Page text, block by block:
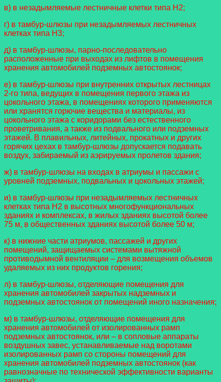
в) в незадымляемые лестничные клетки типа Н2;
г) в тамбур-шлюзы при незадымляемых лестничных
клетках типа Н3;
д) в тамбур-шлюзы, парно-последовательно
расположенные при выходах из лифтов в помещения
хранения автомобилей подземных автостоянок;
е) в тамбур-шлюзы при внутренних открытых лестницах
2-го типа, ведущих в помещения первого этажа из
цокольного этажа, в помещениях которого применяются
или хранятся горючие вещества и материалы, из
цокольного этажа с коридорами без естественного
проветривания, а также из подвального или подземных
этажей. В плавильных, литейных, прокатных и других
горячих цехах в тамбур-шлюзы допускается подавать
воздух, забираемый из аэрируемых пролетов здания;
ж) в тамбур-шлюзы на входах в атриумы и пассажи с
уровней подземных, подвальных и цокольных этажей;
и) в тамбур-шлюзы при незадымляемых лестничных
клетках типа Н2 в высотных многофункциональных
зданиях и комплексах, в жилых зданиях высотой более
75 м, в общественных зданиях высотой более 50 м;
к) в нижние части атриумов, пассажей и других
помещений, защищаемых системами вытяжной
противодымной вентиляции – для возмещения объемов
удаляемых из них продуктов горения;
л) в тамбур-шлюзы, отделяющие помещения для
хранения автомобилей закрытых надземных и
подземных автостоянок от помещений иного назначения;
м) в тамбур-шлюзы, отделяющие помещения для
хранения автомобилей от изолированных рамп
подземных автостоянок, или – в сопловые аппараты
воздушных завес, устанавливаемые над воротами
изолированных рамп со стороны помещений для
хранения автомобилей подземных автостоянок (как
равнозначные по технической эффективности варианты